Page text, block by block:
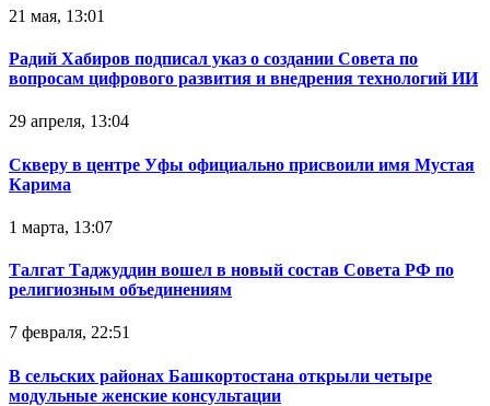
21 мая, 13:01
Радий Хабиров подписал указ о создании Совета по
вопросам цифрового развития и внедрения технологий ИИ
29 апреля, 13:04
Скверу в центре Уфы официально присвоили имя Мустая
Карима
1 марта, 13:07
Талгат Таджуддин вошел в новый состав Совета РФ по
религиозным объединениям
7 февраля, 22:51
В сельских районах Башкортостана открыли четыре
модульные женские консультации